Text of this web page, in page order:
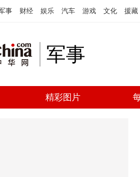
事 财经 娱乐 汽车 游戏 文化 援藏
军事
精彩图片